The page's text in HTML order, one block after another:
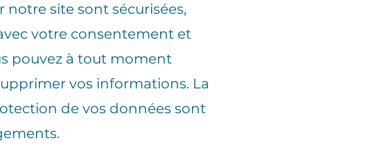
notre site sont sécurisées,
votre consentement et
pouvez à tout moment
vos informations. La
de vos données sont